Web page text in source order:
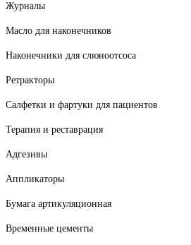
Журналы
Масло для наконечников
Наконечники для слюноотсоса
Ретракторы
Салфетки и фартуки для пациентов
Терапия и реставрация
Адгезивы
Аппликаторы
Бумага артикуляционная
Временные цементы